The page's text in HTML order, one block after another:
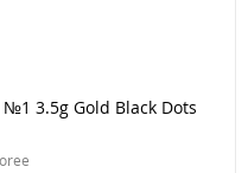
3.5g Gold Black Dots